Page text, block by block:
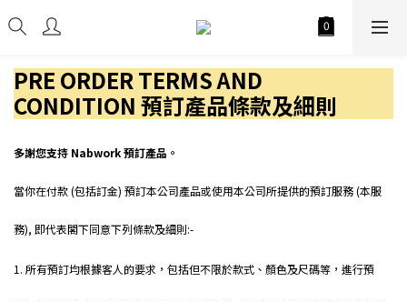
PRE ORDER TERMS AND
CONDITION 預訂產品條款及細則
多謝您支持 Nabwork 預訂產品。
當你在付款 (包括訂金) 預訂本公司產品或使用本公司所提供的預訂服務 (本服
務), 即代表閣下同意下列條款及細則:-
1. 所有預訂均根據客人的要求，包括但不限於款式、顏色及尺碼等，進行預